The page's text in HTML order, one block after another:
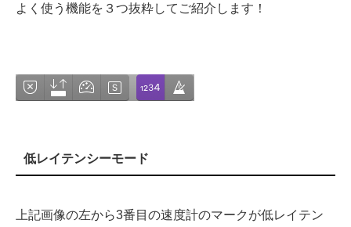
よく使う機能を３つ抜粋してご紹介します！
低レイテンシーモード
上記画像の左から3番目の速度計のマークが低レイテン